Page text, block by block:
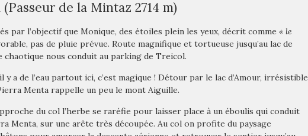
de la Mintaz 2714 m)
par l’objectif que Monique, des étoiles plein les yeux, décrit comme « le
pas de pluie prévue. Route magnifique et tortueuse jusqu’au lac de
chaotique nous conduit au parking de Treicol.
a de l’eau partout ici, c’est magique ! Détour par le lac d’Amour, irrésistible
Menta rappelle un peu le mont Aiguille.
du col l’herbe se raréfie pour laisser place à un éboulis qui conduit
Menta, sur une arête très découpée. Au col on profite du paysage